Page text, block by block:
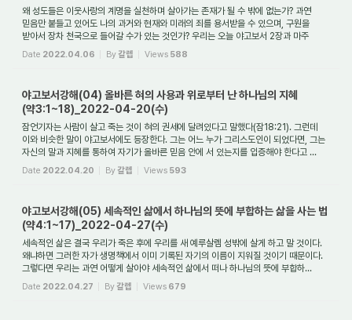
왜 성도들은 이웃사랑의 계명을 실천하며 살아가는 존재가 될 수 밖에 없는가? 과연
믿음만 붙들고 있어도 나의 과거와 현재와 미래의 죄를 용서받을 수 있으며, 구원을
받아서 장차 천국으로 들어갈 수가 있는 것인가? 우리는 오늘 야고보서 2장과 마주
대하...
Date 2022.04.06 By갈렙 Views 588
야고보서강해(04) 올바른 혀의 사용과 위로부터 난 하나님의 지혜
(약3:1~18)_2022-04-20(수)
잠언기자는 사람이 살고 죽는 것이 혀의 권세에 달려있다고 말했다(잠18:21). 그런데
이와 비슷한 말이 야고보서에도 등장한다. 그는 어느 누가 그리스도인이 되었다면, 그는
자신의 말과 지혜를 통하여 자기가 올바른 믿음 안에 서 있는지를 입증해야 한다고 ...
Date 2022.04.20 By갈렙 Views 593
야고보서강해(05) 세속적인 삶에서 하나님의 뜻에 부합하는 삶을 사는 법
(약4:1~17)_2022-04-27(수)
세속적인 삶은 결국 우리가 죽은 후에 우리를 새 예루살렘 성밖에 살게 하고 말 것이다.
왜냐하면 그러한 자가 생명책에서 이미 기록된 자기의 이름이 지워질 것이기 때문이다.
그렇다면 우리는 과연 어떻게 살아야 세속적인 삶에서 떠나 하나님의 뜻에 부합하...
Date 2022.04.27 By갈렙 Views 679